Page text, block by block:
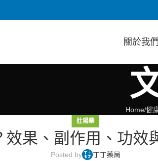
關於我們
Home 健
壯陽藥
效果、副作用、功效
Posted by
丁丁藥局